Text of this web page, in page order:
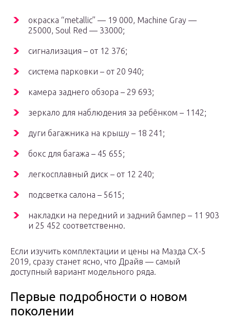
окраска “metallic” — 19 000, Machine Gray —
25000, Soul Red — 33000;
сигнализация – от 12 376;
система парковки – от 20 940;
камера заднего обзора – 29 693;
зеркало для наблюдения за ребёнком – 1142;
дуги багажника на крышу – 18 241;
бокс для багажа – 45 655;
легкосплавный диск – от 12 240;
подсветка салона – 5615;
накладки на передний и задний бампер – 11 903
и 25 452 соответственно.
Если изучить комплектации и цены на Мазда СХ-5
2019, сразу станет ясно, что Драйв — самый
доступный вариант модельного ряда.
Первые подробности о новом
поколении